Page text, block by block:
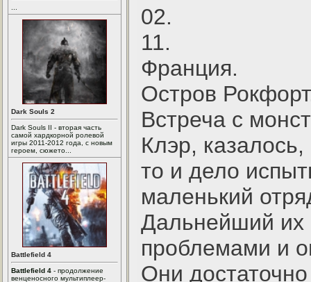
Dark Souls 2
Dark Souls II - вторая часть
самой хардкорной ролевой
игры 2011-2012 года, с новым
героем, сюжето...
Battlefield 4
Battlefield 4 - продолжение
венценосного мультиплеер-
02.
11.
Франция.
Остров
Встреча с
Клэр,
то и дело
маленький
Дальнейший их
проблемами и
Они